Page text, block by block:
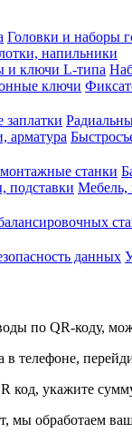
Головки и наборы
напильники
и ключи L-типа
ключи
заплатки
арматура
станки
подставки Мебель,
данных
по QR-коду,
телефоне,
код, укажите
мы обработаем